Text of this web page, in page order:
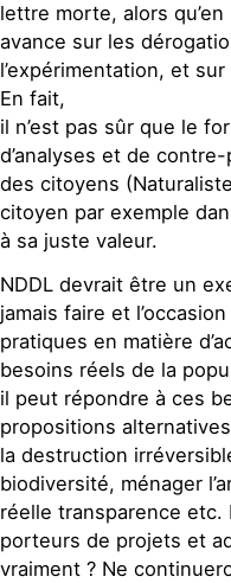
lettre morte, alors
avance sur les
l’expérimentation, et
En fait,
il n’est pas sûr que le
d’analyses et de
des citoyens
citoyen par exemple
à sa juste valeur.
NDDL devrait être un
jamais faire et
pratiques en matière
besoins réels de la
il peut répondre à ces
propositions
la destruction
biodiversité, ménager
réelle transparence
porteurs de projets et
vraiment ? Ne